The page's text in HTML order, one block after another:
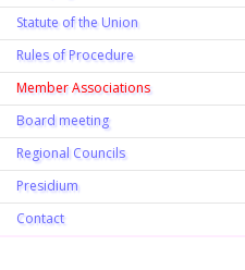
Statute of the Union
Rules of Procedure
Member Associations
Board meeting
Regional Councils
Presidium
Contact